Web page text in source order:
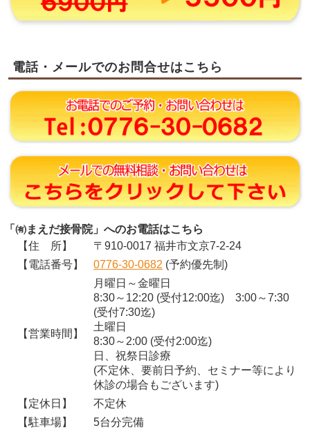
電話・メールでのお問合せはこちら
「㈲まえだ接骨院」へのお電話はこちら
【住 所】
〒910-0017 福井市文京7-2-24
【電話番号】
0776-30-0682 (予約優先制)
【営業時間】
月曜日～金曜日
8:30～12:20 (受付12:00迄) 3:00～7:30
(受付7:30迄)
土曜日
8:30～2:00 (受付2:00迄)
日、祝祭日診療
(不定休、要前日予約、セミナー等により
休診の場合もございます)
【定休日】
不定休
【駐車場】
5台分完備